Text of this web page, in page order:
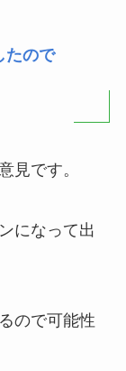
たので
見です。
になって出
ので可能性